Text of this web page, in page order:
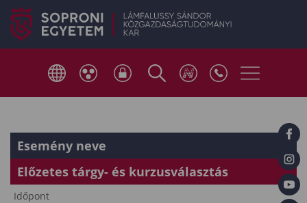
Esemény neve
Előzetes tárgy- és kurzusválasztás
Időpont